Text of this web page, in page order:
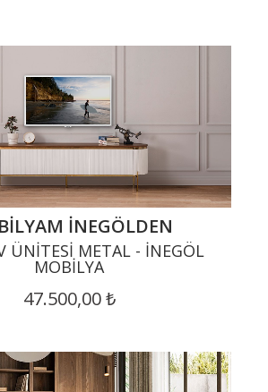
İNEGÖLDEN
ÜNITESI METAL - İNEGÖL
MOBILYA
47.500,00 ₺